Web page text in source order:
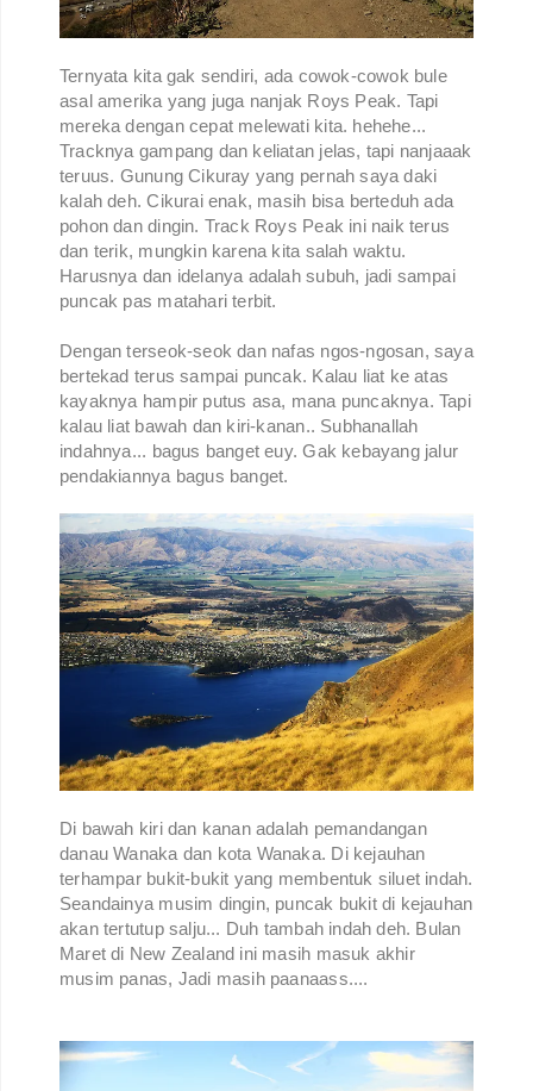
Ternyata kita gak sendiri, ada cowok-cowok bule
asal amerika yang juga nanjak Roys Peak. Tapi
mereka dengan cepat melewati kita. hehehe...
Tracknya gampang dan keliatan jelas, tapi nanjaaak
teruus. Gunung Cikuray yang pernah saya daki
kalah deh. Cikurai enak, masih bisa berteduh ada
pohon dan dingin. Track Roys Peak ini naik terus
dan terik, mungkin karena kita salah waktu.
Harusnya dan idelanya adalah subuh, jadi sampai
puncak pas matahari terbit.
Dengan terseok-seok dan nafas ngos-ngosan, saya
bertekad terus sampai puncak. Kalau liat ke atas
kayaknya hampir putus asa, mana puncaknya. Tapi
kalau liat bawah dan kiri-kanan.. Subhanallah
indahnya... bagus banget euy. Gak kebayang jalur
pendakiannya bagus banget.
Di bawah kiri dan kanan adalah pemandangan
danau Wanaka dan kota Wanaka. Di kejauhan
terhampar bukit-bukit yang membentuk siluet indah.
Seandainya musim dingin, puncak bukit di kejauhan
akan tertutup salju... Duh tambah indah deh. Bulan
Maret di New Zealand ini masih masuk akhir
musim panas, Jadi masih paanaass....